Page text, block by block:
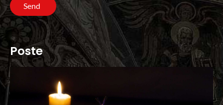
Send
Poste